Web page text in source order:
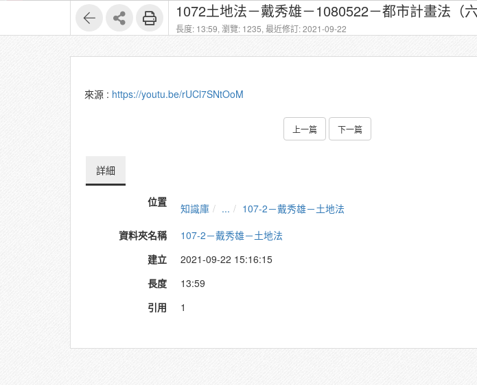
1072土地法－戴秀雄－1080522－都市計畫法（六
長度: 13:59, 瀏覽: 1235, 最近修訂: 2021-09-22
來源 : https://youtu.be/rUCl7SNtOoM
上一篇 下一篇
詳細
位置 知識庫 ...
107-2－戴秀雄－土地法
資料夾名稱
107-2－戴秀雄－土地法
建立
2021-09-22 15:16:15
長度
13:59
引用
1